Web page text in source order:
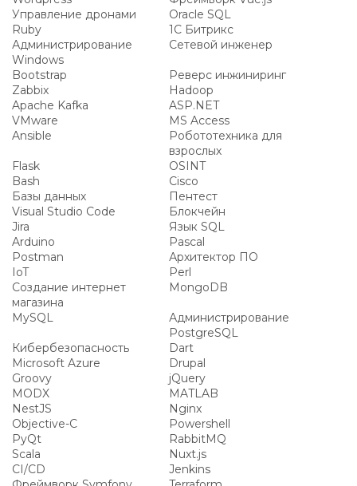
Управление дронами
Oracle SQL
Ruby
1С Битрикс
Администрирование
Windows
Сетевой инженер
Bootstrap
Реверс инжиниринг
Zabbix
Hadoop
Apache Kafka
ASP.NET
VMware
MS Access
Ansible
Робототехника для
взрослых
Flask
OSINT
Bash
Cisco
Базы данных
Пентест
Visual Studio Code
Блокчейн
Jira
Язык SQL
Arduino
Pascal
Postman
Архитектор ПО
IoT
Perl
Создание интернет
магазина
MongoDB
MySQL
Администрирование
PostgreSQL
Кибербезопасность
Dart
Microsoft Azure
Drupal
Groovy
jQuery
MODX
MATLAB
NestJS
Nginx
Objective-C
Powershell
PyQt
RabbitMQ
Scala
Nuxt.js
CI/CD
Jenkins